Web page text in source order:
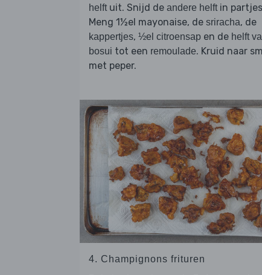
helftuit. Snijd de andere helftin
Meng 1½el mayonaise, de sriracha, de
kappertjes, ½el citroensap en de helft
bosui tot een remoulade. Kruid naar
met peper.
4. Champignons frituren